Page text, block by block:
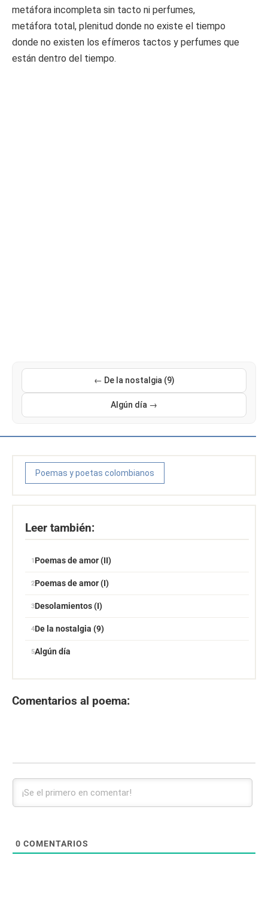
metáfora incompleta sin tacto ni perfumes,
metáfora total, plenitud donde no existe el tiempo
donde no existen los efímeros tactos y perfumes que
están dentro del tiempo.
← De la nostalgia (9)
Algún día →
Poemas y poetas colombianos
Leer también:
Poemas de amor (II)
Poemas de amor (I)
Desolamientos (I)
De la nostalgia (9)
Algún día
Comentarios al poema:
0 COMENTARIOS